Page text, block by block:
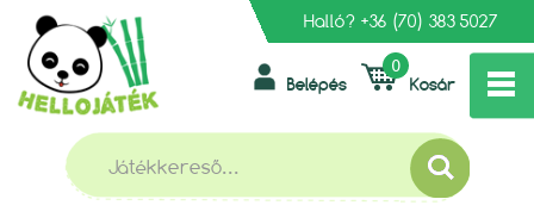
Halló? +36 (70) 383 5027
Kosár
0
Belépés
FŐOLDAL » LEGO » LEGO CITY 60205 SÍNEK
LEGO CITY 60205 SÍNEK